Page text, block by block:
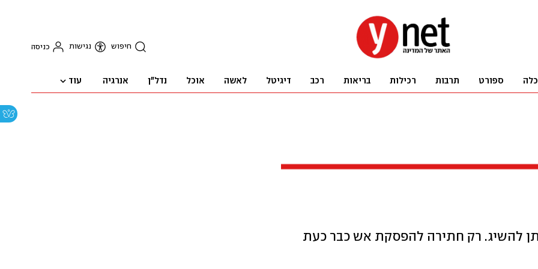
חיפוש נגישות כניסה
ספורט תרבות רכילות בריאות רכב דיגיטל לאשה אוכל נדל"ן אנרגיה עוד
להשיג. רק חתירה להפסקת אש כבר כעת